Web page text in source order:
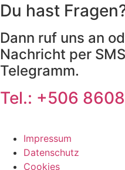
Du hast
Dann ruf uns an
Nachricht per
Telegramm.
Tel.: +506
Impressum
Datenschutz
Cookies